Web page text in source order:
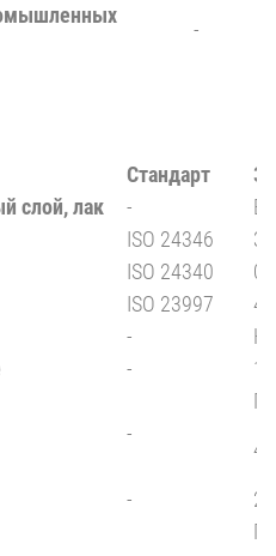
-
Стандарт
слой, лак
-
ISO 24346
3
ISO 24340
ISO 23997
-
-
15
-
4-
-